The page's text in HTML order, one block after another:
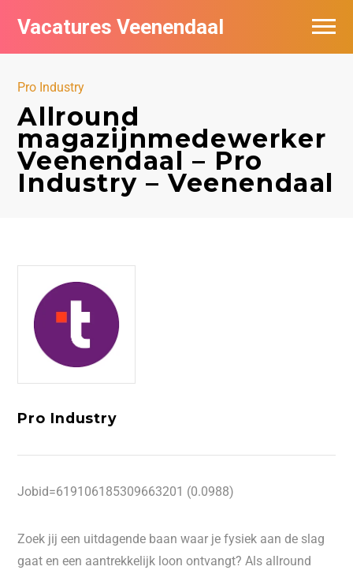
Vacatures Veenendaal
Pro Industry
Allround
magazijnmedewerker
Veenendaal – Pro
Industry – Veenendaal
Pro Industry
Jobid=619106185309663201 (0.0988)
Zoek jij een uitdagende baan waar je fysiek aan de slag
gaat en een aantrekkelijk loon ontvangt? Als allround
Vacatures per bedrijf in Veendaal